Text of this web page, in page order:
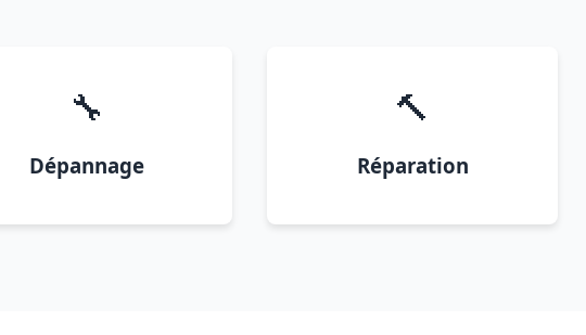
🔧
Dépannage
🔨
Réparation